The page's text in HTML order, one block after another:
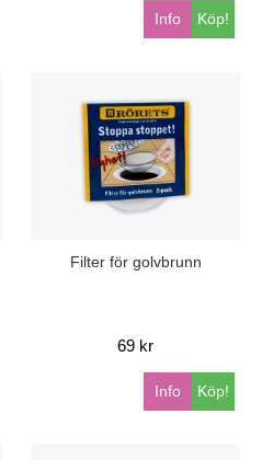
Köp!
Info
Filter för golvbrunn
69 kr
Köp!
Info